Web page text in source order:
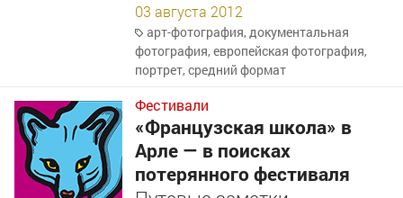
03 августа 2012
арт-фотография, документальная
фотография,европейская фотография,
портрет,средний формат
Фестивали
«Французская школа» в
Арле — в поисках
потерянного фестиваля